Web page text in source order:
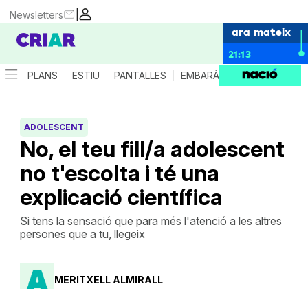
|
Newsletters
ara mateix
21:13
PLANS ESTIU PANTALLES EMBARÀS CRIANÇA
No, el teu fill/a adolescent
no t'escolta i té una
explicació científica
ADOLESCENT
Si tens la sensació que para més l'atenció a les altres
persones que a tu, llegeix
MERITXELL ALMIRALL